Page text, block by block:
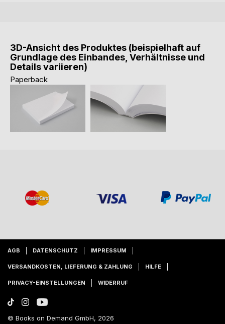
3D-Ansicht des Produktes (beispielhaft auf
Grundlage des Einbandes, Verhältnisse und
Details variieren)
Paperback
AGB DATENSCHUTZ IMPRESSUM
VERSANDKOSTEN, LIEFERUNG & ZAHLUNG HILFE
PRIVACY-EINSTELLUNGEN WIDERRUF
© Books on Demand GmbH, 2026